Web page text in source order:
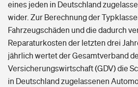
eines jeden in Deutschland
wider. Zur Berechnung der
Fahrzeugschäden und die dadurch
Reparaturkosten der letzten drei
jährlich wertet der Gesamtverband
Versicherungswirtschaft (GDV) die
in Deutschland zugelassenen